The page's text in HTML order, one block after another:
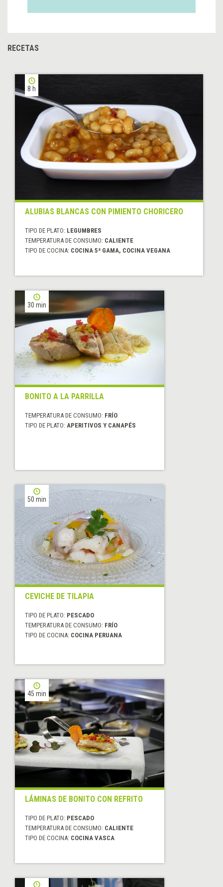
RECETAS
8 h
ALUBIAS BLANCAS CON PIMIENTO CHORICERO
TIPO DE PLATO: LEGUMBRES
TEMPERATURA DE CONSUMO: CALIENTE
TIPO DE COCINA: COCINA 5ª GAMA, COCINA VEGANA
30 min
BONITO A LA PARRILLA
TEMPERATURA DE CONSUMO: FRÍO
TIPO DE PLATO: APERITIVOS Y CANAPÉS
50 min
CEVICHE DE TILAPIA
TIPO DE PLATO: PESCADO
TEMPERATURA DE CONSUMO: FRÍO
TIPO DE COCINA: COCINA PERUANA
45 min
LÁMINAS DE BONITO CON REFRITO
TIPO DE PLATO: PESCADO
TEMPERATURA DE CONSUMO: CALIENTE
TIPO DE COCINA: COCINA VASCA